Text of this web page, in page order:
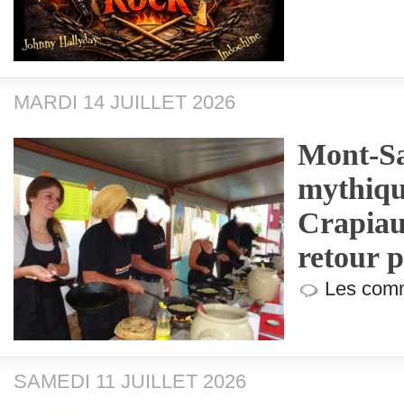
MARDI 14 JUILLET 2026
Mont-
retour
Les
SAMEDI 11 JUILLET 2026